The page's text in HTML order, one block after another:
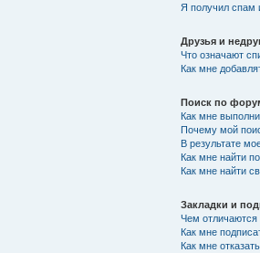
Я получил спам
Друзья и
Что означают
Как мне
Поиск по
Как мне
Почему мой
В результате
Как мне найти
Как мне найти
Закладки и
Чем отличаются
Как мне
Как мне